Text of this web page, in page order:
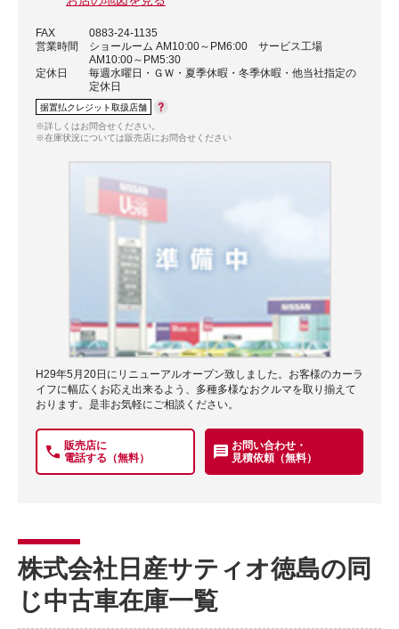
FAX
0883-24-1135
営業時間
ショールーム AM10:00～PM6:00 サービス工場
AM10:00～PM5:30
定休日
毎週水曜日・ＧＷ・夏季休暇・冬季休暇・他当社指定の
定休日
据置払クレジット取扱店舗
※詳しくはお問合せください。
※在庫状況については販売店にお問合せください
H29年5月20日にリニューアルオープン致しました。お客様のカーラ
イフに幅広くお応え出来るよう、多種多様なおクルマを取り揃えて
おります。是非お気軽にご相談ください。
販売店に
電話する（無料）
お問い合わせ・
見積依頼（無料）
株式会社日産サティオ徳島の同
じ中古車在庫一覧